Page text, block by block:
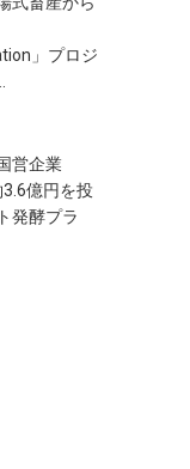
」プロジ
営企業
億円を投
発酵プラ